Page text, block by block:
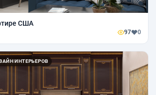
США
97 0
ИНТЕРЬЕРОВ